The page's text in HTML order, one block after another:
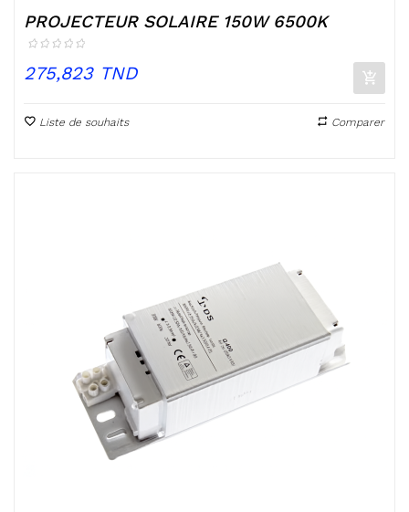
PROJECTEUR SOLAIRE 150W 6500K
Prix
275,823 TND
Liste de souhaits Comparer